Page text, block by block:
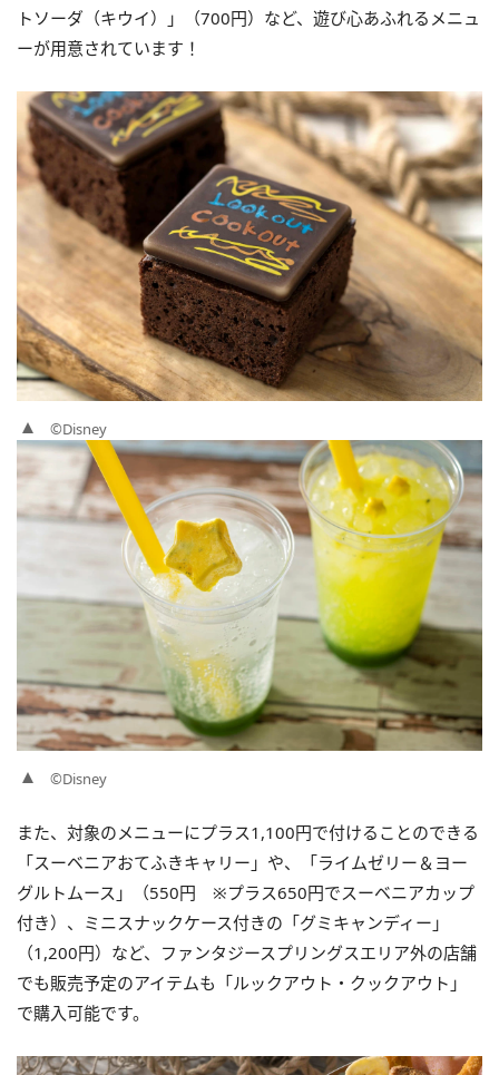
トソーダ（キウイ）」（700円）など、遊び心あふれるメニュ
ーが用意されています！
©Disney
©Disney
また、対象のメニューにプラス1,100円で付けることのできる
「スーベニアおてふきキャリー」や、「ライムゼリー＆ヨー
グルトムース」（550円 ※プラス650円でスーベニアカップ
付き）、ミニスナックケース付きの「グミキャンディー」
（1,200円）など、ファンタジースプリングスエリア外の店舗
でも販売予定のアイテムも「ルックアウト・クックアウト」
で購入可能です。